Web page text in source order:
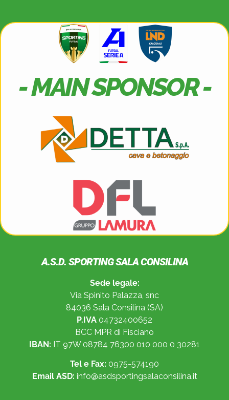
- MAIN SPONSOR -
A.S.D. SPORTING SALA CONSILINA
Sede legale:
Via Spinito Palazza, snc
84036 Sala Consilina (SA)
P.IVA 04732400652
BCC MPR di Fisciano
IBAN: IT 97W 08784 76300 010 000 0 30281
Tel e Fax: 0975-574190
Email ASD: info@asdsportingsalaconsilina.it